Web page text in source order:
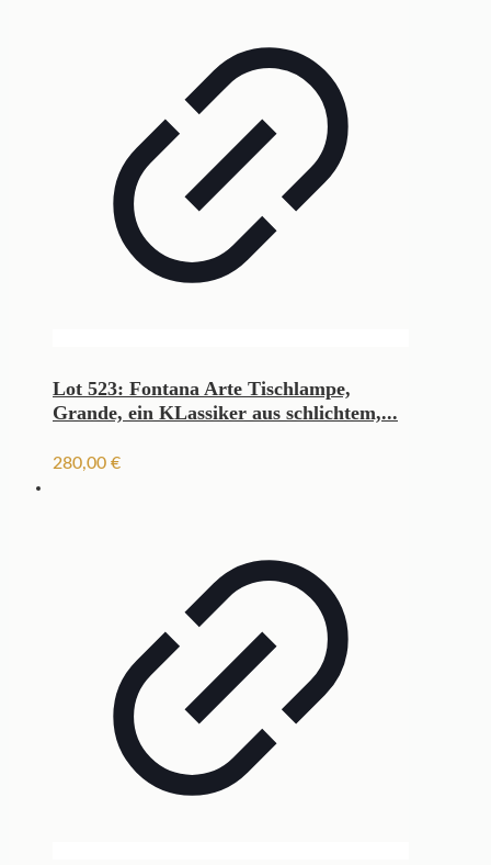
Lot 523: Fontana Arte Tischlampe,
Grande, ein KLassiker aus schlichtem,...
280,00 €